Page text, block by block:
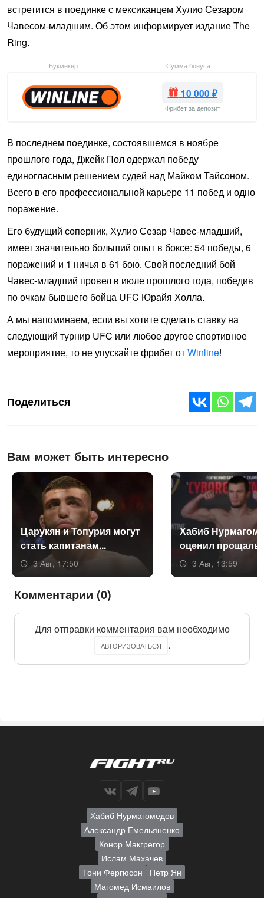
встретится в поединке с мексиканцем Хулио Сезаром
Чавесом-младшим. Об этом информирует издание The
Ring.
Букмекер Сумма бонуса
10 000 ₽
Фрибет за депозит
В последнем поединке, состоявшемся в ноябре
прошлого года, Джейк Пол одержал победу
единогласным решением судей над Майком Тайсоном.
Всего в его профессиональной карьере 11 побед и одно
поражение.
Его будущий соперник, Хулио Сезар Чавес-младший,
имеет значительно больший опыт в боксе: 54 победы, 6
поражений и 1 ничья в 61 бою. Свой последний бой
Чавес-младший провел в июле прошлого года, победив
по очкам бывшего бойца UFC Юрайя Холла.
А мы напоминаем, если вы хотите сделать ставку на
следующий турнир UFC или любое другое спортивное
мероприятие, то не упускайте фрибет отWinline!
Поделиться
Вам может быть интересно
Ца­рукян и То­пурия мо­гут
стать ка­пита­нам...
3 Авг, 17:50
Ха­биб
оце­нил
3 Авг, 13:59
Комментарии (0)
Для отправки комментария вам необходимо
АВТОРИЗОВАТЬСЯ .
Хабиб Нурмагомедов
Александр Емельяненко
Конор Макгрегор
Ислам Махачев
Тони Фергюсон
Петр Ян
Магомед Исмаилов